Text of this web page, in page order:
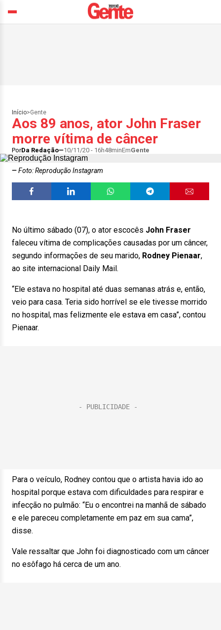
Início>Gente
Aos 89 anos, ator John Fraser
morre vítima de câncer
PorDa Redação 10/11/20 - 16h48minEmGente
Foto: Reprodução Instagram
No último sábado (07), o ator escocês John Fraser
faleceu vítima de complicações causadas por um câncer,
segundo informações de seu marido, Rodney Pienaar,
ao site internacional Daily Mail.
“Ele estava no hospital até duas semanas atrás e, então,
veio para casa. Teria sido horrível se ele tivesse morrido
no hospital, mas felizmente ele estava em casa”, contou
Pienaar.
Para o veículo, Rodney contou que o artista havia ido ao
hospital porque estava com dificuldades para respirar e
infecção no pulmão: “Eu o encontrei na manhã de sábado
e ele pareceu completamente em paz em sua cama”,
disse.
Vale ressaltar que John foi diagnosticado com um câncer
no esôfago há cerca de um ano.